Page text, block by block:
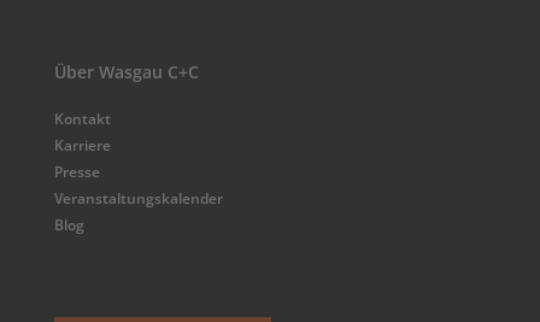
Über Wasgau C+C
Kontakt
Karriere
Presse
Veranstaltungskalender
Blog